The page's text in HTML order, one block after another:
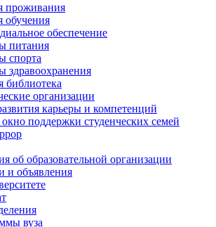
проживания
обучения
обеспечение
питания
спорта
здравоохранения
библиотека
организации
карьеры и компетенций
поддержки студенческих семей
об образовательной организации
и объявления
вуза